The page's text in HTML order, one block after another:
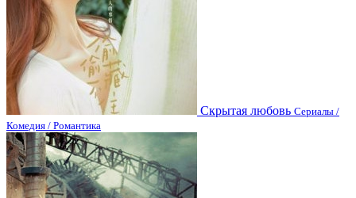
Скрытая любовь Сериалы /
Комедия / Романтика